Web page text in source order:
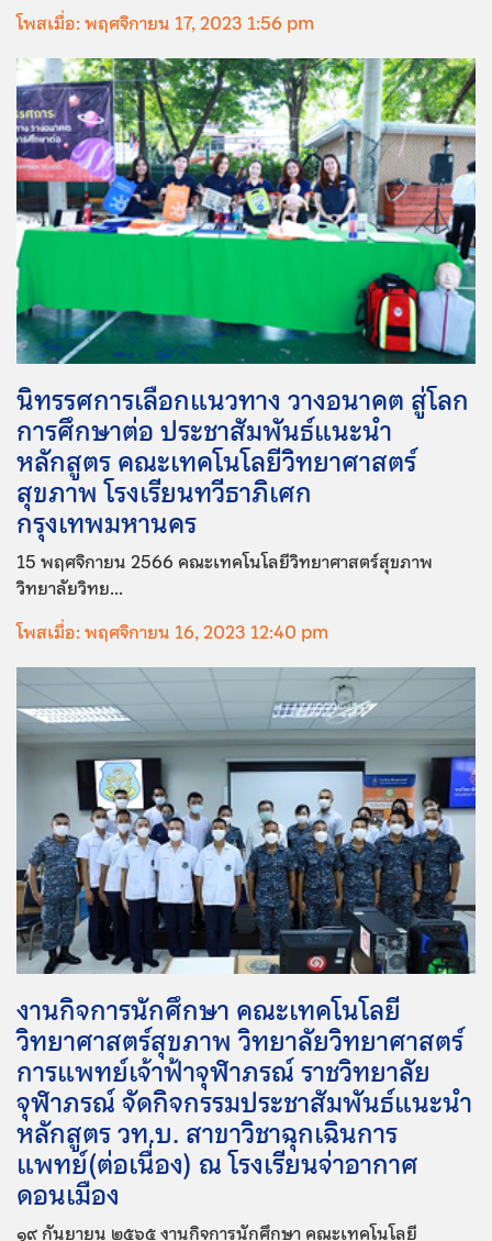
โพสเมื่อ: พฤศจิกายน 17, 2023 1:56 pm
นิทรรศการเลือกแนวทาง วางอนาคต สู่โลก
การศึกษาต่อ ประชาสัมพันธ์แนะนำ
หลักสูตร คณะเทคโนโลยีวิทยาศาสตร์
สุขภาพ โรงเรียนทวีธาภิเศก
กรุงเทพมหานคร
15 พฤศจิกายน 2566 คณะเทคโนโลยีวิทยาศาสตร์สุขภาพ
วิทยาลัยวิทย...
โพสเมื่อ: พฤศจิกายน 16, 2023 12:40 pm
งานกิจการนักศึกษา คณะเทคโนโลยี
วิทยาศาสตร์สุขภาพ วิทยาลัยวิทยาศาสตร์
การแพทย์เจ้าฟ้าจุฬาภรณ์ ราชวิทยาลัย
จุฬาภรณ์ จัดกิจกรรมประชาสัมพันธ์แนะนำ
หลักสูตร วท.บ. สาขาวิชาฉุกเฉินการ
แพทย์(ต่อเนื่อง) ณ โรงเรียนจ่าอากาศ
ดอนเมือง
๑๙ กันยายน ๒๕๖๕ งานกิจการนักศึกษา คณะเทคโนโลยี